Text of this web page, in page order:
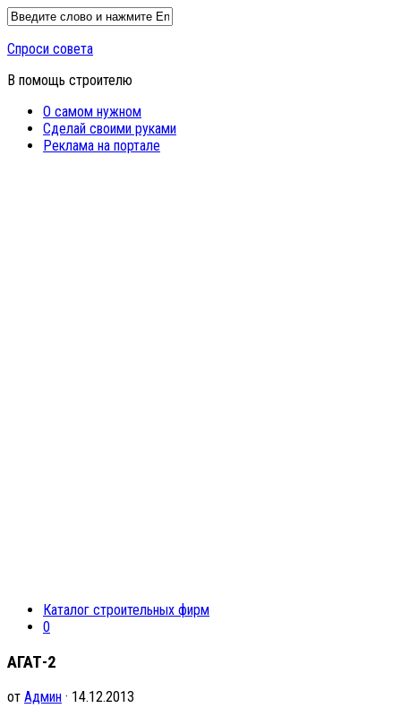
Спроси совета
В помощь строителю
О самом нужном
Сделай своими руками
Реклама на портале
Каталог строительных фирм
0
АГАТ-2
от Админ · 14.12.2013